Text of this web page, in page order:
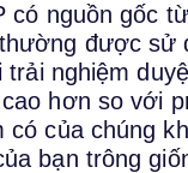
có nguồn gốc
được sử
nghiệm
hơn so với
của chúng
bạn trông